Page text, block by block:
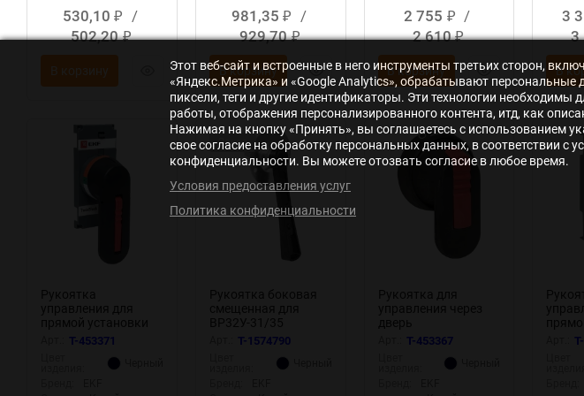
530,10 ₽
/
502,20₽
981,35 ₽
/
929,70₽
В корзину
2 755 ₽
/
2 610₽
В корзину
3
3
В
на рубильники
PROxima EKF tb-315-
T-453371
Заказ
MAXima EKF uvr32-h-
T-1574790
рубильниками
PROxima EKF tb-80-
T-453367
на
Этот веб-сайт и встроенные в него инструменты третьих сторон,
«Яндекс.Метрика» и «Google Analytics», обрабатывают
пиксели, теги и другие идентификаторы. Эти технологии необходимы
работы, отображения персонализированного контента, итд, как
Нажимая на кнопку «Принять», вы соглашаетесь с использованием
свое согласие на обработку персональных данных, в соответствии с
конфиденциальности. Вы можете отозвать согласие в любое время.
Условия предоставления услуг
Политика конфиденциальности